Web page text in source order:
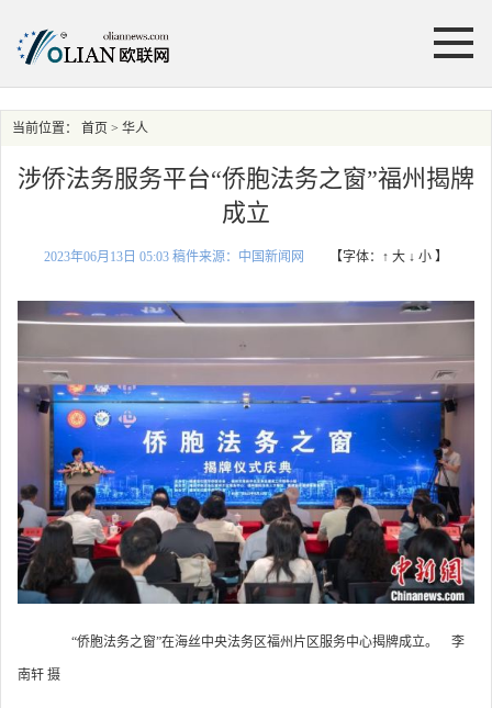
当前位置： 首页 > 华人
涉侨法务服务平台“侨胞法务之窗”福州揭牌
成立
2023年06月13日 05:03 稿件来源：中国新闻网 【字体： ↑ 大 ↓ 小 】
“侨胞法务之窗”在海丝中央法务区福州片区服务中心揭牌成立。 李
南轩 摄